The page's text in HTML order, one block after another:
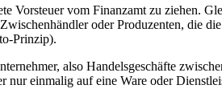
Vorsteuer vom Finanzamt zu ziehen.
oder Produzenten, die
Prinzip).
also Handelsgeschäfte
einmalig auf eine Ware oder